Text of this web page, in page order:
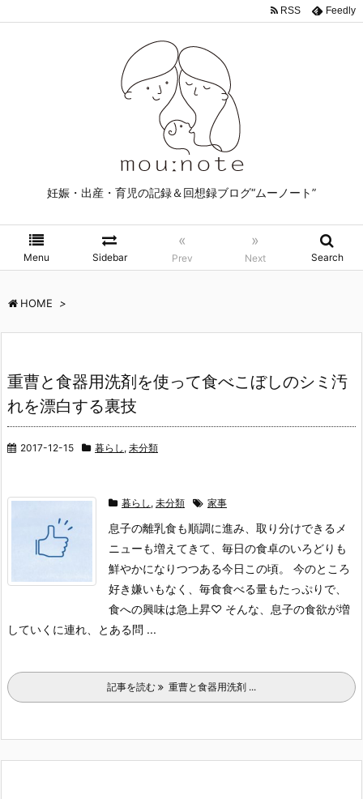
妊娠・出産・育児の記録＆回想録ブログ“ムーノート”
Menu Sidebar
«
Prev
»
Next Search
RSS Feedly
HOME >
重曹と食器用洗剤を使って食べこぼしのシミ汚
れを漂白する裏技
2017-12-15 暮らし , 未分類
暮らし , 未分類 家事
息子の離乳食も順調に進み、取り分けできるメ
ニューも増えてきて、毎日の食卓のいろどりも
鮮やかになりつつある今日この頃。 今のところ
好き嫌いもなく、毎食食べる量もたっぷりで、
食への興味は急上昇♡︎ そんな、息子の食欲が増
していくに連れ、とある問 ...
記事を読む 重曹と食器用洗剤 ...